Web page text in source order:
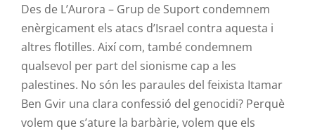
Des de L’Aurora – Grup de Suport condemnem
enèrgicament els atacs d’Israel contra aquesta i
altres flotilles. Així com, també condemnem
qualsevol per part del sionisme cap a les
palestines. No són les paraules del feixista Itamar
Ben Gvir una clara confessió del genocidi? Perquè
volem que s’ature la barbàrie, volem que els